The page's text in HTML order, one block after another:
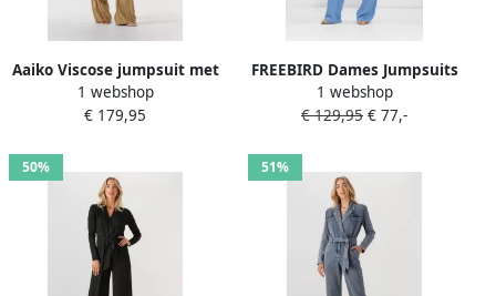
Aaiko Viscose jumpsuit met
strikceintuur Katy groen
1 webshop
€ 179,95
FREEBIRD Dames Jumpsuits
F-jer-pes-crepe-26-1 Blauw
1 webshop
€ 129,95 € 77,-
50% 51%